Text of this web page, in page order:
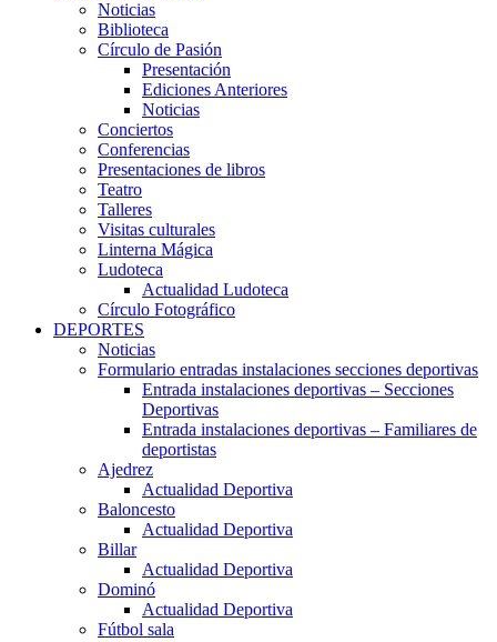
Noticias
Biblioteca
Círculo de Pasión
Presentación
Ediciones Anteriores
Noticias
Conciertos
Conferencias
Presentaciones de libros
Teatro
Talleres
Visitas culturales
Linterna Mágica
Ludoteca
Actualidad Ludoteca
Círculo Fotográfico
DEPORTES
Noticias
Formulario entradas instalaciones secciones deportivas
Entrada instalaciones deportivas – Secciones
Deportivas
Entrada instalaciones deportivas – Familiares de
deportistas
Ajedrez
Actualidad Deportiva
Baloncesto
Actualidad Deportiva
Billar
Actualidad Deportiva
Dominó
Actualidad Deportiva
Fútbol sala